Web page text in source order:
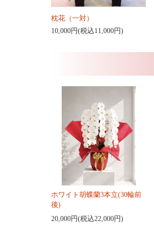
枕花（一対）
10,000円(税込11,000円)
ホワイト胡蝶蘭3本立(30輪前
後)
20,000円(税込22,000円)